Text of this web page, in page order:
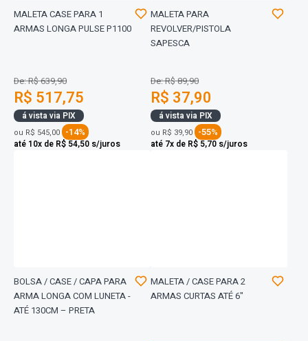
MALETA CASE PARA 1
ARMAS LONGA PULSE P1100
De: R$ 639,90
R$ 517,75
á vista via PIX
ou R$ 545,00 -14%
até 10x de R$ 54,50 s/juros
MALETA PARA
REVOLVER/PISTOLA
SAPESCA
De: R$ 89,90
R$ 37,90
á vista via PIX
ou R$ 39,90 -55%
até 7x de R$ 5,70 s/juros
BOLSA / CASE / CAPA PARA
ARMA LONGA COM LUNETA -
ATÉ 130CM – PRETA
MALETA / CASE PARA 2
ARMAS CURTAS ATÉ 6"